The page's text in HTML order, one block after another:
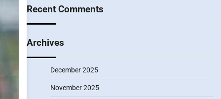
Recent Comments
Archives
December 2025
November 2025